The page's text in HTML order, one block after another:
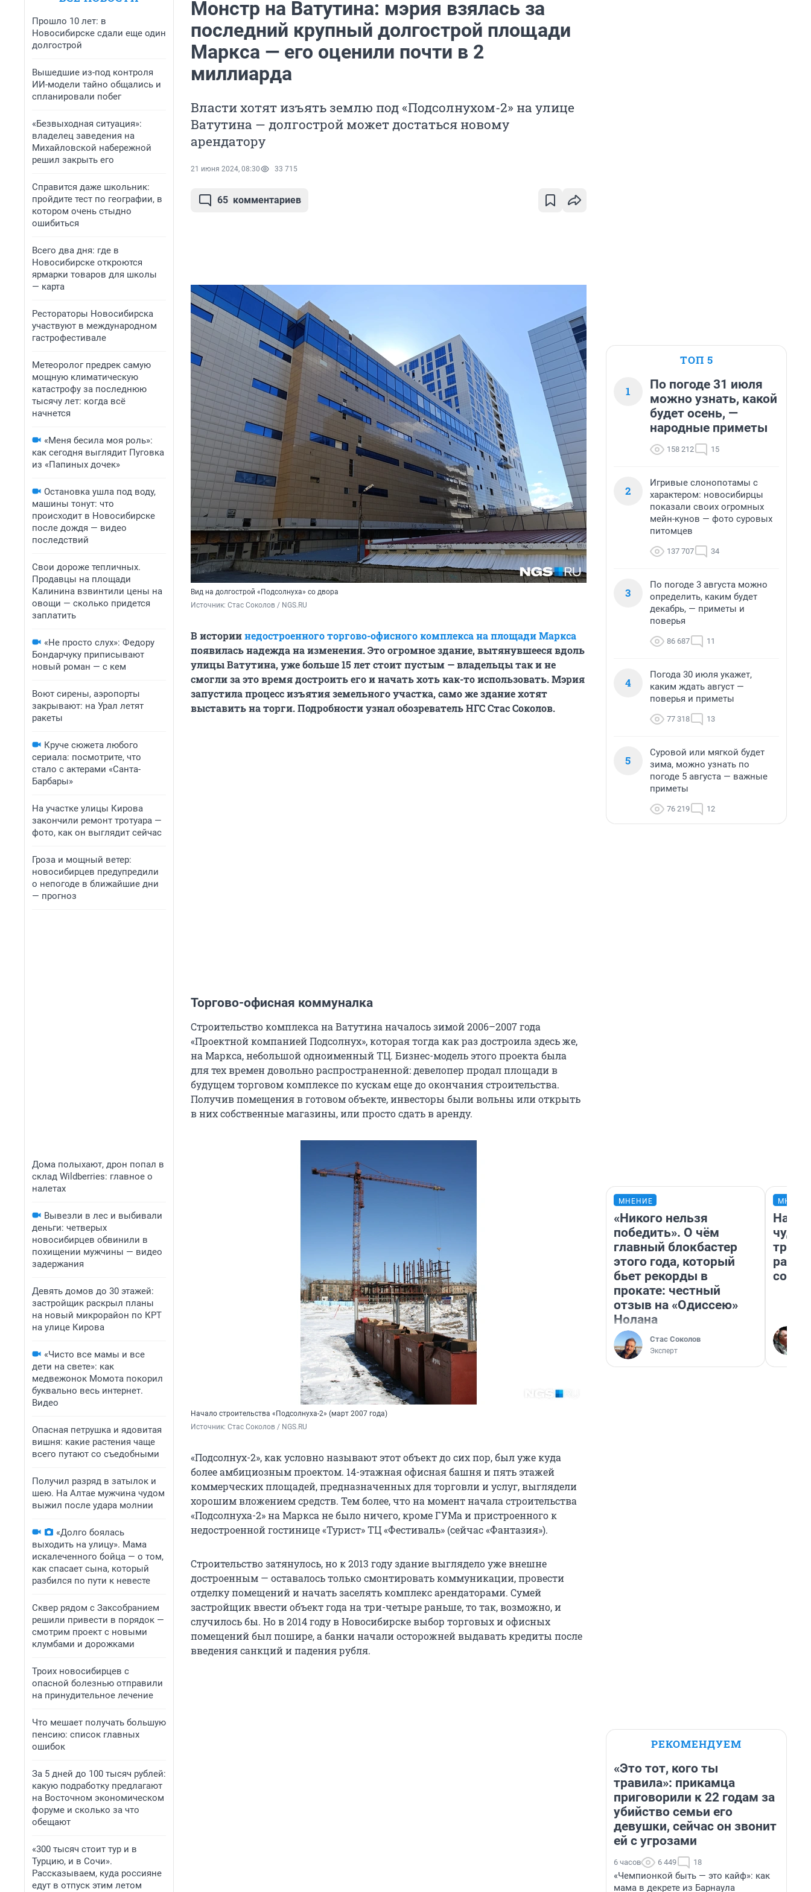
Прошло 10 лет: в
Новосибирске сдали еще один
долгострой
Вышедшие из-под контроля
ИИ-модели тайно общались и
спланировали побег
«Безвыходная ситуация»:
владелец заведения на
Михайловской набережной
решил закрыть его
Справится даже школьник:
пройдите тест по географии, в
котором очень стыдно
ошибиться
Всего два дня: где в
Новосибирске откроются
ярмарки товаров для школы
— карта
Рестораторы Новосибирска
участвуют в международном
гастрофестивале
Метеоролог предрек самую
мощную климатическую
катастрофу за последнюю
тысячу лет: когда всё
начнется
«Меня бесила моя роль»:
как сегодня выглядит Пуговка
из «Папиных дочек»
Остановка ушла под воду,
машины тонут: что
происходит в Новосибирске
после дождя — видео
последствий
Свои дороже тепличных.
Продавцы на площади
Калинина взвинтили цены на
овощи — сколько придется
заплатить
«Не просто слух»: Федору
Бондарчуку приписывают
новый роман — с кем
Воют сирены, аэропорты
закрывают: на Урал летят
ракеты
Круче сюжета любого
сериала: посмотрите, что
стало с актерами «Санта-
Барбары»
На участке улицы Кирова
закончили ремонт тротуара —
фото, как он выглядит сейчас
Гроза и мощный ветер:
новосибирцев предупредили
о непогоде в ближайшие дни
— прогноз
Дома полыхают, дрон попал в
склад Wildberries: главное о
налетах
Вывезли в лес и выбивали
деньги: четверых
новосибирцев обвинили в
похищении мужчины — видео
задержания
Девять домов до 30 этажей:
застройщик раскрыл планы
на новый микрорайон по КРТ
на улице Кирова
«Чисто все мамы и все
дети на свете»: как
медвежонок Момота покорил
буквально весь интернет.
Видео
Опасная петрушка и ядовитая
вишня: какие растения чаще
всего путают со съедобными
Получил разряд в затылок и
шею. На Алтае мужчина чудом
выжил после удара молнии
«Долго боялась
выходить на улицу». Мама
искалеченного бойца — о том,
как спасает сына, который
разбился по пути к невесте
Сквер рядом с Заксобранием
решили привести в порядок —
смотрим проект с новыми
клумбами и дорожками
Троих новосибирцев с
опасной болезнью отправили
на принудительное лечение
Что мешает получать большую
пенсию: список главных
ошибок
За 5 дней до 100 тысяч рублей:
какую подработку предлагают
на Восточном экономическом
форуме и сколько за что
обещают
«300 тысяч стоит тур и в
Турцию, и в Сочи».
Рассказываем, куда россияне
едут в отпуск этим летом
Монстр на Ватутина: мэрия взялась за
последний крупный долгострой площади
Маркса — его оценили почти в 2
миллиарда
Власти хотят изъять землю под «Подсолнухом-2» на улице
Ватутина — долгострой может достаться новому
арендатору
21 июня 2024, 08:30 33 715
65 комментариев
Вид на долгострой «Подсолнуха» со двора
Источник: Стас Соколов / NGS.RU
В историинедостроенного торгово-офисного комплекса на площади Маркса
появилась надежда на изменения. Это огромное здание, вытянувшееся вдоль
улицы Ватутина, уже больше 15 лет стоит пустым — владельцы так и не
смогли за это время достроить его и начать хоть как-то использовать. Мэрия
запустила процесс изъятия земельного участка, само же здание хотят
выставить на торги. Подробности узнал обозреватель НГС Стас Соколов.
Торгово-офисная коммуналка
Строительство комплекса на Ватутина началось зимой 2006–2007 года
«Проектной компанией Подсолнух», которая тогда как раз достроила здесь же,
на Маркса, небольшой одноименный ТЦ. Бизнес-модель этого проекта была
для тех времен довольно распространенной: девелопер продал площади в
будущем торговом комплексе по кускам еще до окончания строительства.
Получив помещения в готовом объекте, инвесторы были вольны или открыть
в них собственные магазины, или просто сдать в аренду.
Начало строительства «Подсолнуха-2» (март 2007 года)
Источник: Стас Соколов / NGS.RU
«Подсолнух-2», как условно называют этот объект до сих пор, был уже куда
более амбициозным проектом. 14-этажная офисная башня и пять этажей
коммерческих площадей, предназначенных для торговли и услуг, выглядели
хорошим вложением средств. Тем более, что на момент начала строительства
«Подсолнуха-2» на Маркса не было ничего, кроме ГУМа и пристроенного к
недостроенной гостинице «Турист» ТЦ «Фестиваль» (сейчас «Фантазия»).
Строительство затянулось, но к 2013 году здание выглядело уже внешне
достроенным — оставалось только смонтировать коммуникации, провести
отделку помещений и начать заселять комплекс арендаторами. Сумей
застройщик ввести объект года на три-четыре раньше, то так, возможно, и
случилось бы. Но в 2014 году в Новосибирске выбор торговых и офисных
помещений был пошире, а банки начали осторожней выдавать кредиты после
введения санкций и падения рубля.
ТОП 5
1
По погоде 31 июля
можно узнать, какой
будет осень, —
народные приметы
158 212 15
2
Игривые слонопотамы с
характером: новосибирцы
показали своих огромных
мейн-кунов — фото суровых
питомцев
137 707 34
3
По погоде 3 августа можно
определить, каким будет
декабрь, — приметы и
поверья
86 687 11
4
Погода 30 июля укажет,
каким ждать август —
поверья и приметы
77 318 13
5
Суровой или мягкой будет
зима, можно узнать по
погоде 5 августа — важные
приметы
76 219 12
МНЕНИЕ
«Никого нельзя
победить». О чём
главный блокбастер
этого года, который
бьет рекорды в
прокате: честный
отзыв на «Одиссею»
Нолана
Стас Соколов
Эксперт
РЕКОМЕНДУЕМ
«Это тот, кого ты
травила»: прикамца
приговорили к 22 годам за
убийство семьи его
девушки, сейчас он звонит
ей с угрозами
6 часов 6 449 18
«Чемпионкой быть — это кайф»: как
мама в декрете из Барнаула